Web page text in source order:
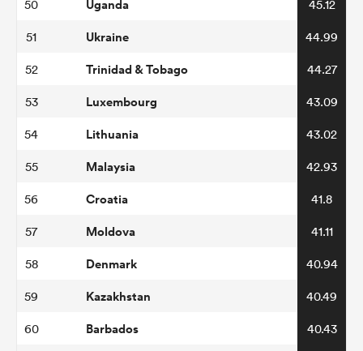
50 Uganda 45.12
51 Ukraine 44.99
52 Trinidad & Tobago 44.27
53 Luxembourg 43.09
54 Lithuania 43.02
55 Malaysia 42.93
56 Croatia 41.8
57 Moldova 41.11
58 Denmark 40.94
59 Kazakhstan 40.49
60 Barbados 40.43